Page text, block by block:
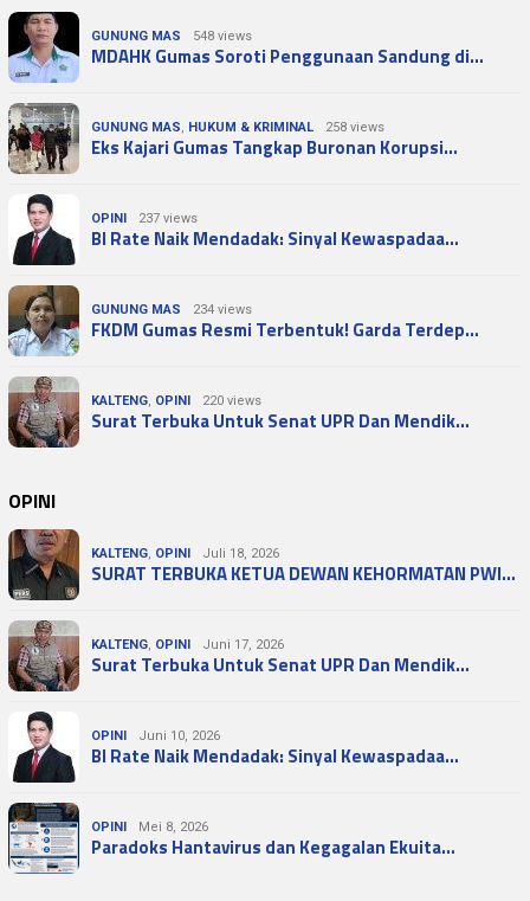
GUNUNG MAS 548 views
MDAHK Gumas Soroti Penggunaan Sandung di…
GUNUNG MAS, HUKUM & KRIMINAL 258 views
Eks Kajari Gumas Tangkap Buronan Korupsi…
OPINI 237 views
BI Rate Naik Mendadak: Sinyal Kewaspadaa…
GUNUNG MAS 234 views
FKDM Gumas Resmi Terbentuk! Garda Terdep…
KALTENG, OPINI 220 views
Surat Terbuka Untuk Senat UPR Dan Mendik…
OPINI
KALTENG, OPINI Juli 18, 2026
SURAT TERBUKA KETUA DEWAN KEHORMATAN PWI…
KALTENG, OPINI Juni 17, 2026
Surat Terbuka Untuk Senat UPR Dan Mendik…
OPINI Juni 10, 2026
BI Rate Naik Mendadak: Sinyal Kewaspadaa…
OPINI Mei 8, 2026
Paradoks Hantavirus dan Kegagalan Ekuita…